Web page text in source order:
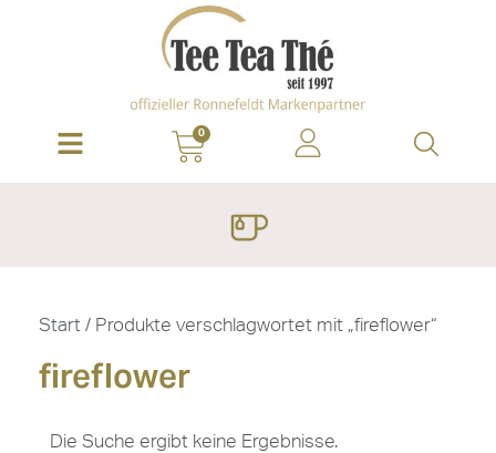
0
Start / Produkte verschlagwortet mit „fireflower“
fireflower
Die Suche ergibt keine Ergebnisse.